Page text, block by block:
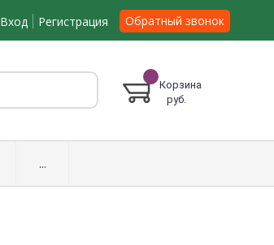
Вход Регистрация Обратный звонок
Корзина
руб.
...